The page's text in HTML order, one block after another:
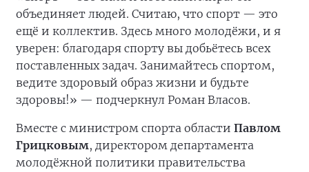
объединяет людей. Считаю, что спорт — это
ещё и коллектив. Здесь много молодёжи, и я
уверен: благодаря спорту вы добьётесь всех
поставленных задач. Занимайтесь спортом,
ведите здоровый образ жизни и будьте
здоровы!» — подчеркнул Роман Власов.
Вместе с министром спорта области Павлом
Грицковым, директором департамента
молодёжной политики правительства